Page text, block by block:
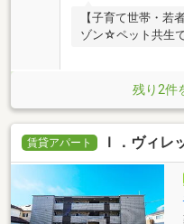
【子育て世帯・若
ゾン☆ペット共生
残り2件
賃貸アパート Ｉ．ヴィ